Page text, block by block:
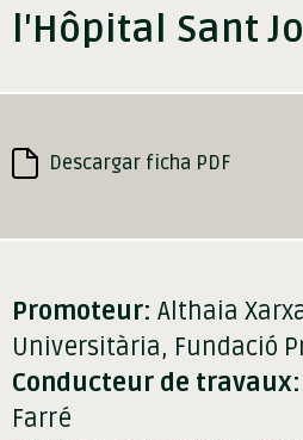
l'Hôpital Sant
Descargar ficha PDF
Promoteur: Althaia
Universitària, Fundació
Conducteur de travaux:
Farré